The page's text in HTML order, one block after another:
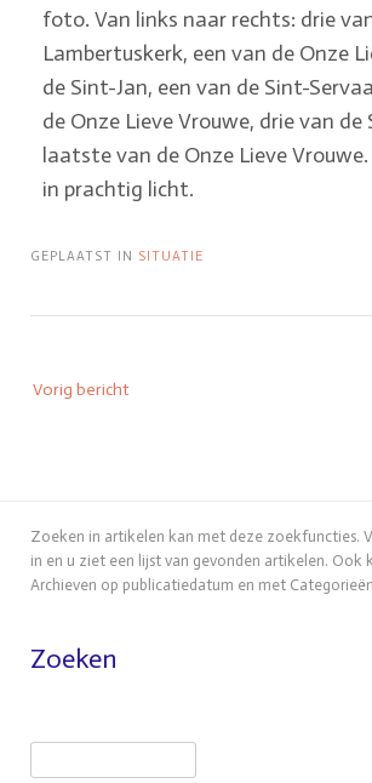
foto. Van links naar rechts: drie
Lambertuskerk, een van de Onze
de Sint-Jan, een van de Sint-
de Onze Lieve Vrouwe, drie van de
laatste van de Onze Lieve
in prachtig licht.
GEPLAATST IN SITUATIE
Vorig bericht
Zoeken in artikelen kan met deze zoekfuncties.
in en u ziet een lijst van gevonden artikelen. Ook
Archieven op publicatiedatum en met
Zoeken